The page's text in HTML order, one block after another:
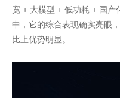
宽 + 大模型 + 低功耗 + 国产
中，它的综合表现确实亮眼
比上优势明显。